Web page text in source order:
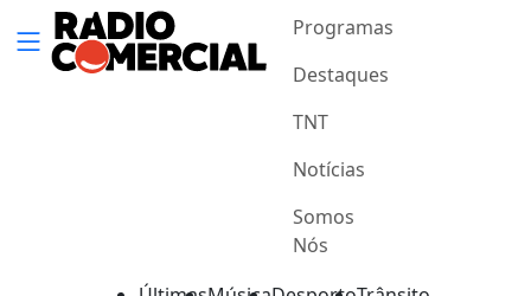
Programas
Destaques
TNT
Notícias
Somos
Nós